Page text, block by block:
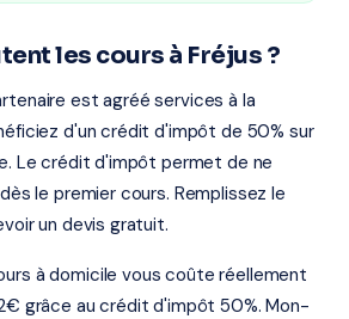
les cours à Fréjus ?
est agréé services à la
d'un crédit d'impôt de 50% sur
Le crédit d'impôt permet de ne
le premier cours. Remplissez le
un devis gratuit.
à domicile vous coûte réellement
grâce au crédit d'impôt 50%. Mon-